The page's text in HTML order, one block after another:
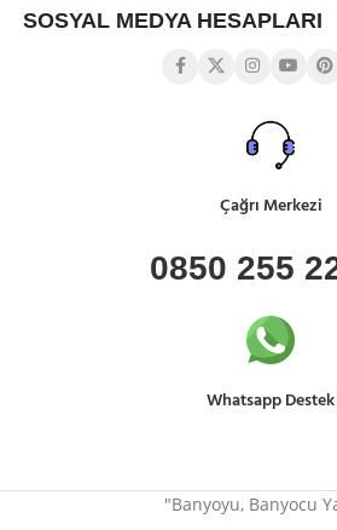
SOSYAL MEDYA HESAPLARI
Çağrı Merkezi
0850 255
Whatsapp Destek
"Banyoyu, Banyocu